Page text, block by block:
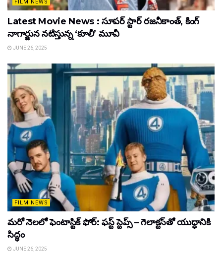
FILM NEWS
Latest Movie News : సూపర్ స్టార్ రజనీకాంత్, కింగ్
నాగార్జున నటిస్తున్న ‘కూలీ’ మూవీ
JUNE 26, 2025
FILM NEWS
మరో నెలలో ఫెంటాస్టిక్ ఫోర్: ఫస్ట్ స్టెప్స్ – గెలాక్టస్‌తో యుద్ధానికి
సిద్ధం
JUNE 26, 2025